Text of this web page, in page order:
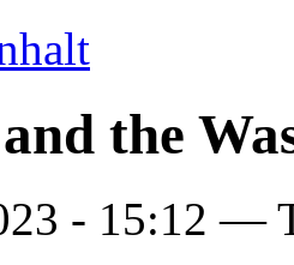
the
- 15:12 —